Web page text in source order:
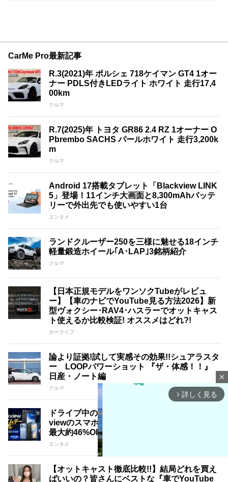
CarMe Pro最新記事
R.3(2021)年 ポルシェ 718ケイマン GT4 1オー
ナー PDLS付きLEDライト ホワイト 走行17,4
00km
クルマ
R.7(2025)年 トヨタ GR86 2.4 RZ 1オーナー O
Pbrembo SACHS パールホワイト 走行3,200k
m
クルマ
Android 17搭載タブレット「Blackview LINK
5」登場！11インチ大画面と8,300mAhバッテ
リーで外出先でも使いやすい1台
エンタメ
ランドクルーザー250を三様に魅せる18インチ
軽量鍛造ホイール｢A･LAP｣3銘柄紹介
クルマ
【日本正規モデルをワンソクTubeがレビュ
ー】【車のナビでYouTube見る方法2026】新
型ヴォクシー･RAV4･ハスラーでオットキャス
ト使えるか比較検証! オススメはどれ?!
カーライフ
論より証拠!試して実感その効果!!シュアラスタ
ー LOOPパワーショット 『ザ・体感！！』
日産・ノート編
クルマ
ドライブ中の動画視聴やサブ端末にも。Black
viewのスマホ・タブレットがプライムデーで
最大約46%OFF相当に
エンタメ
【オットキャスト徹底比較!!】結局どれを買え
ばいいの？皆さんにベストな『車でYouTube
close
arrow_forward_ios 詳しく見る